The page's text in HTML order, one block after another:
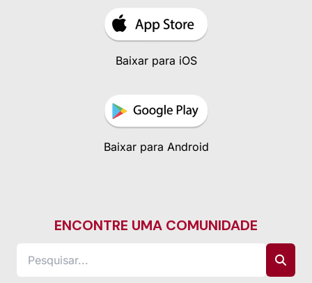
Baixar para iOS
Baixar para Android
ENCONTRE UMA COMUNIDADE